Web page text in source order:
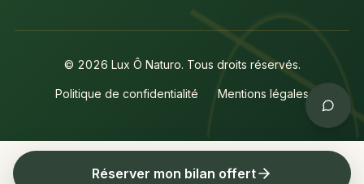
© 2026 Lux Ô Naturo. Tous droits réservés.
Politique de confidentialité Mentions légales
Réserver mon bilan offert